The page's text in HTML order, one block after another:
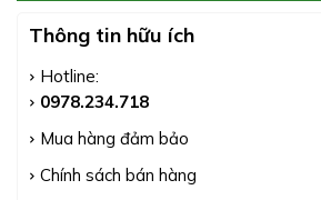
Thông tin hữu ích
Hotline:
0978.234.718
Mua hàng đảm bảo
Chính sách bán hàng